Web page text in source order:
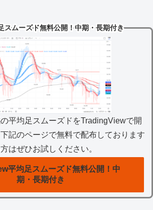
ムーズド無料公開！中期・長期付き
平均足スムーズドをTradingViewで開
記のページで無料で配布しております
はぜひお試しください。
平均足スムーズド無料公開！中
期・長期付き